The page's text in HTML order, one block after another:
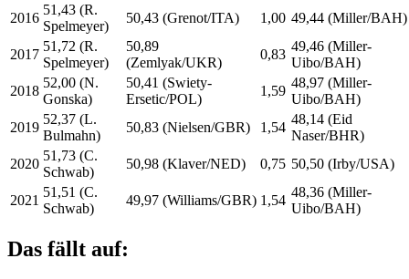
2016
51,43 (R.
Spelmeyer)
50,43 (Grenot/ITA) 1,00 49,44 (Miller/BAH)
2017
51,72 (R.
Spelmeyer)
50,89
(Zemlyak/UKR)
0,83
49,46 (Miller-
Uibo/BAH)
2018
52,00 (N.
Gonska)
50,41 (Swiety-
Ersetic/POL)
1,59
48,97 (Miller-
Uibo/BAH)
2019
52,37 (L.
Bulmahn)
50,83 (Nielsen/GBR) 1,54
48,14 (Eid
Naser/BHR)
2020
51,73 (C.
Schwab)
50,98 (Klaver/NED) 0,75 50,50 (Irby/USA)
2021
51,51 (C.
Schwab)
49,97 (Williams/GBR) 1,54
48,36 (Miller-
Uibo/BAH)
Das fällt auf: